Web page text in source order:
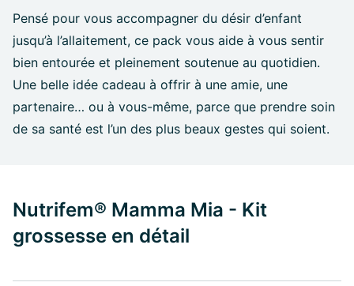
Pensé pour vous accompagner du désir d’enfant
jusqu’à l’allaitement, ce pack vous aide à vous sentir
bien entourée et pleinement soutenue au quotidien.
Une belle idée cadeau à offrir à une amie, une
partenaire… ou à vous-même, parce que prendre soin
de sa santé est l’un des plus beaux gestes qui soient.
Nutrifem® Mamma Mia - Kit
grossesse en détail